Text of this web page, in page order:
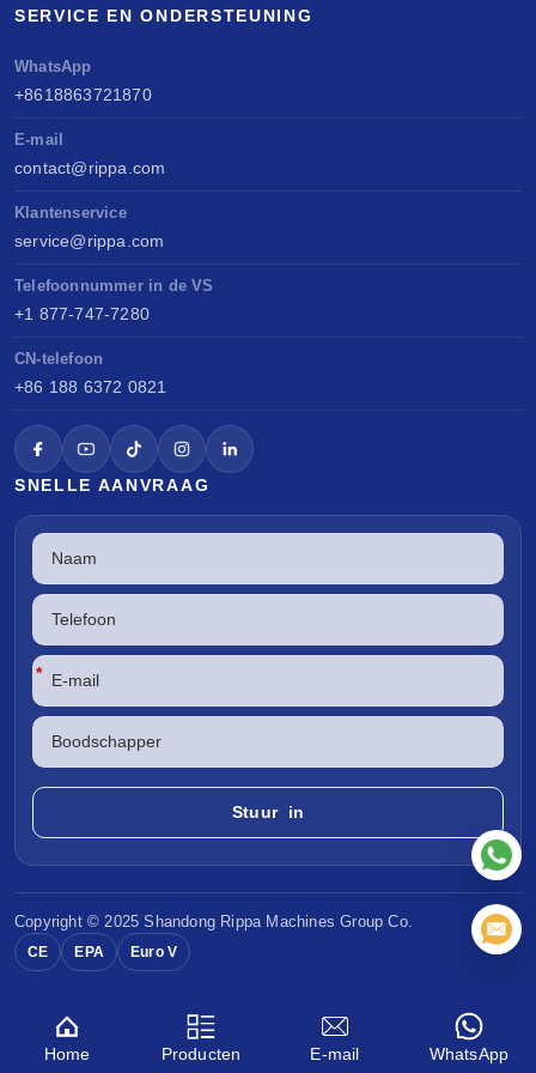
SERVICE EN ONDERSTEUNING
WhatsApp
+8618863721870
E-mail
contact@rippa.com
Klantenservice
service@rippa.com
Telefoonnummer in de VS
+1 877-747-7280
CN-telefoon
+86 188 6372 0821
SNELLE AANVRAAG
*
Copyright © 2025 Shandong Rippa Machines Group Co.
CE EPA Euro V
Home Producten E-mail WhatsApp